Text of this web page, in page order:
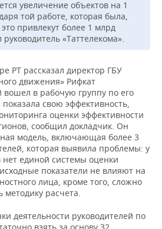
увеличение объектов на 1
той работе, которая была,
привлекут более 1 млрд
«Таттелекома».
РТ рассказал директор ГБУ
движения» Рифкат
в рабочую группу по его
свою эффективность,
оценки эффективности
сообщил докладчик. Он
модель, включающая более 3
которая выявила проблемы: у
единой системы оценки
показатели не влияют на
лица, кроме того, сложно
методику расчета.
деятельности руководителей по